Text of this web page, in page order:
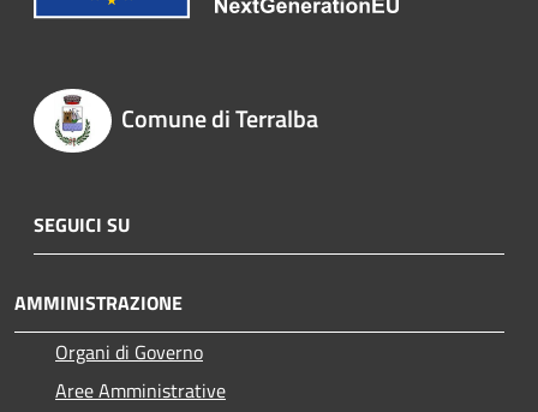
Comune di Terralba
SEGUICI SU
AMMINISTRAZIONE
Organi di Governo
Aree Amministrative